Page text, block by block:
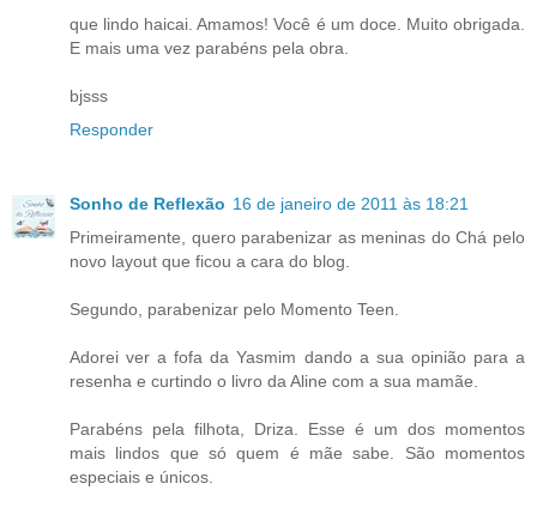
que lindo haicai. Amamos! Você é um doce. Muito obrigada.
E mais uma vez parabéns pela obra.
bjsss
Responder
Sonho de Reflexão 16 de janeiro de 2011 às 18:21
Primeiramente, quero parabenizar as meninas do Chá pelo
novo layout que ficou a cara do blog.
Segundo, parabenizar pelo Momento Teen.
Adorei ver a fofa da Yasmim dando a sua opinião para a
resenha e curtindo o livro da Aline com a sua mamãe.
Parabéns pela filhota, Driza. Esse é um dos momentos
mais lindos que só quem é mãe sabe. São momentos
especiais e únicos.